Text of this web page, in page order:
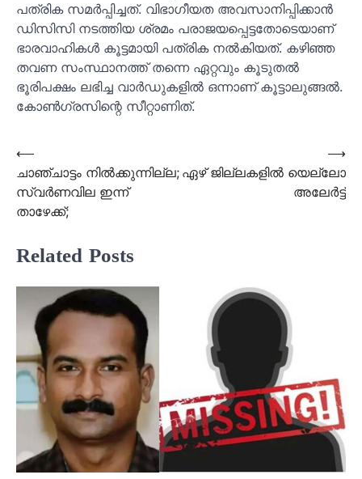
പത്രിക സമർപ്പിച്ചത്. വിഭാഗീയത അവസാനിപ്പിക്കാൻ
ഡിസിസി നടത്തിയ ശ്രമം പരാജയപ്പെട്ടതോടെയാണ്
ഭാരവാഹികൾ കൂട്ടമായി പത്രിക നൽകിയത്. കഴിഞ്ഞ
തവണ സംസ്ഥാനത്ത് തന്നെ ഏറ്റവും കൂടുതൽ
ഭൂരിപക്ഷം ലഭിച്ച വാർഡുകളിൽ ഒന്നാണ് കൂട്ടാലുങ്ങൽ.
കോൺഗ്രസിന്റെ സീറ്റാണിത്.
Post
navigation
⟵
ചാഞ്ചാട്ടം നില്‍ക്കുന്നില്ല;
സ്വര്‍ണവില ഇന്ന്
താഴേക്ക്;
ഏഴ് ജില്ലകളില്‍ യെല്ലോ
അലേര്‍ട്ട്
⟶
Related Posts